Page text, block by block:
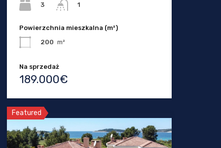
3 1
Powierzchnia mieszkalna (m²)
200 m²
Na sprzedaż
189.000€
Featured